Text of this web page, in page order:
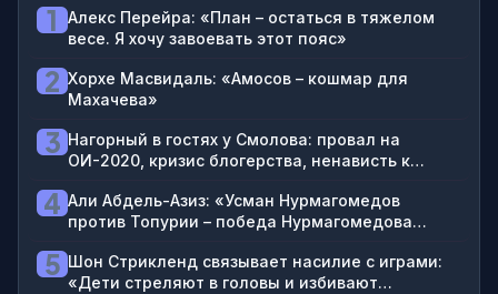
1
Алекс Перейра: «План – остаться в тяжелом
весе. Я хочу завоевать этот пояс»
2 Хорхе Масвидаль: «Амосов – кошмар для
Махачева»
3 Нагорный в гостях у Смолова: провал на
ОИ-2020, кризис блогерства, ненависть к
4 Али Абдель-Азиз: «Усман Нурмагомедов
против Топурии – победа Нурмагомедова
5 Шон Стрикленд связывает насилие с играми:
«Дети стреляют в головы и избивают